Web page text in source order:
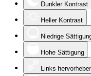
Dunkler Kontrast
Heller Kontrast
Niedrige
Hohe Sättigung
Links